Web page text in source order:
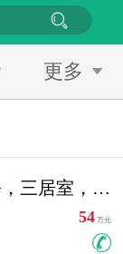
更多
新海阳东街，精装修，三居室，南北通透，拎包入住，单价低
54 万元